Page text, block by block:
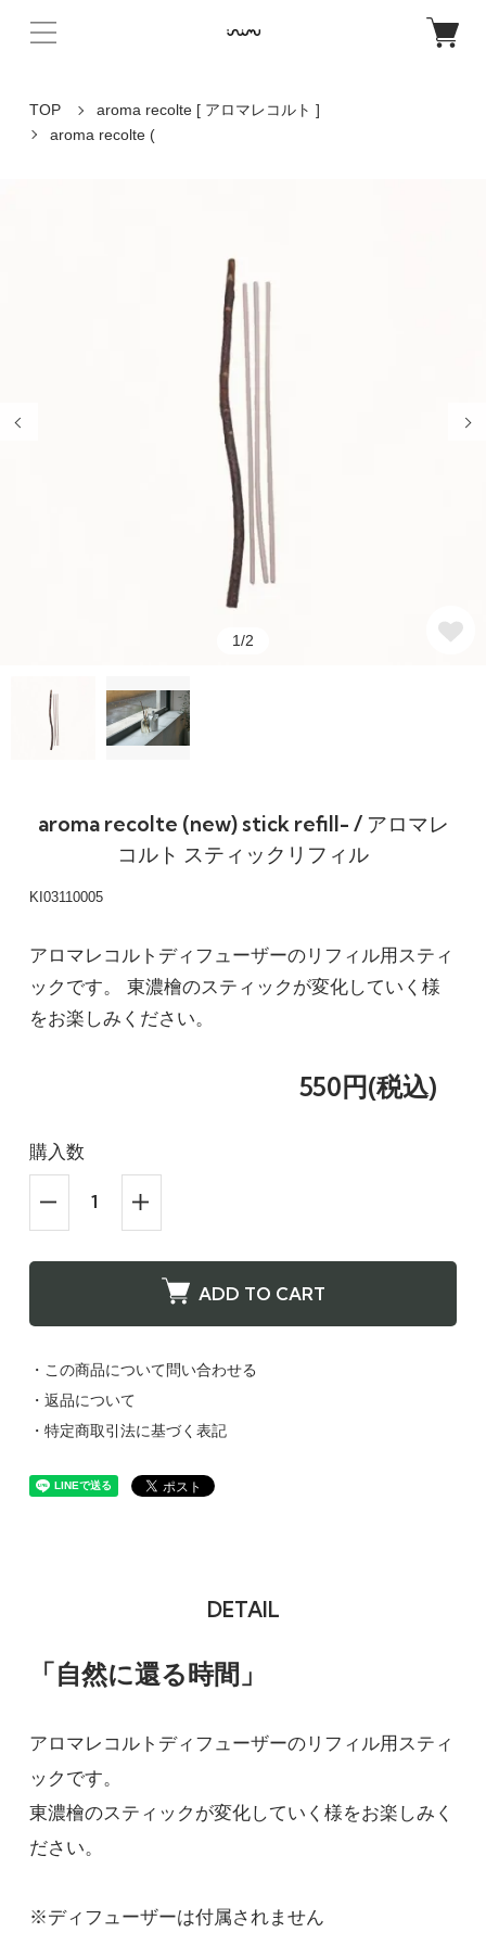
TOP
aroma recolte [ アロマレコルト ]
aroma recolte (
1/2
aroma recolte (new) stick refill- / アロマレ
コルト スティックリフィル
KI03110005
アロマレコルトディフューザーのリフィル用スティ
ックです。 東濃檜のスティックが変化していく様
をお楽しみください。
550円(税込)
購入数
ADD TO CART
・この商品について問い合わせる
・返品について
・特定商取引法に基づく表記
DETAIL
「自然に還る時間」
アロマレコルトディフューザーのリフィル用スティ
ックです。
東濃檜のスティックが変化していく様をお楽しみく
ださい。
※ディフューザーは付属されません